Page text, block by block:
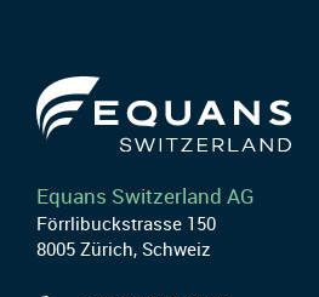
Equans Switzerland AG
Förrlibuckstrasse 150
8005 Zürich, Schweiz